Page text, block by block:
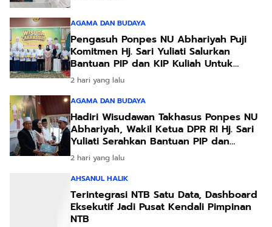
AGAMA DAN BUDAYA
Pengasuh Ponpes NU Abhariyah Puji
Komitmen Hj. Sari Yuliati Salurkan
Bantuan PIP dan KIP Kuliah Untuk
Santri
2 hari yang lalu
AGAMA DAN BUDAYA
Hadiri Wisudawan Takhasus Ponpes NU
Abhariyah, Wakil Ketua DPR RI Hj. Sari
Yuliati Serahkan Bantuan PIP dan
Bantuan Program Sanitasi
2 hari yang lalu
AHSANUL HALIK
Terintegrasi NTB Satu Data, Dashboard
Eksekutif Jadi Pusat Kendali Pimpinan
NTB